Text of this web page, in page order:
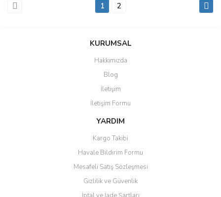
1 2
KURUMSAL
Hakkımızda
Blog
İletişim
İletişim Formu
YARDIM
Kargo Takibi
Havale Bildirim Formu
Mesafeli Satış Sözleşmesi
Gizlilik ve Güvenlik